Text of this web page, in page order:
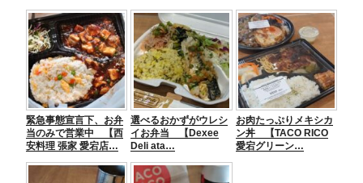
緊急事態宣言下、お弁
当のみで営業中 【西
安料理 張家 愛宕店…
選べるおかずがウレシ
イお弁当 【Dexee
Deli ata…
お肉たっぷりメキシカ
ン丼 【TACO RICO
愛宕グリーン…